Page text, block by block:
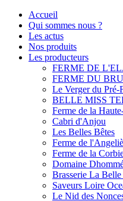
Accueil
Qui sommes nous ?
Les actus
Nos produits
Les producteurs
FERME DE
FERME DU
Le Verger du Pré-
BELLE MISS
Ferme de la
Cabri d'Anjou
Les Belles Bêtes
Ferme de
Ferme de la
Domaine
Brasserie La
Saveurs Loire
Le Nid des